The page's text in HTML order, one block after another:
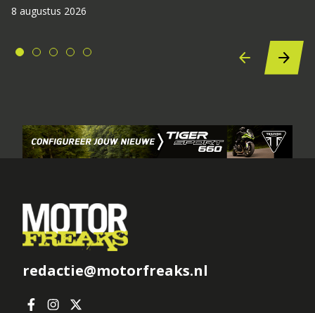
8 augustus 2026
redactie@motorfreaks.nl